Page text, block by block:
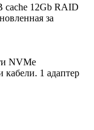
cache 12Gb RAID
за
NVMe
кабели. 1 адаптер